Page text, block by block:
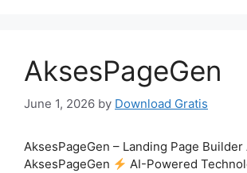
AksesPageGen
June 1, 2026 by Download Gratis
AksesPageGen – Landing Page Builder
AksesPageGen
AI-Powered